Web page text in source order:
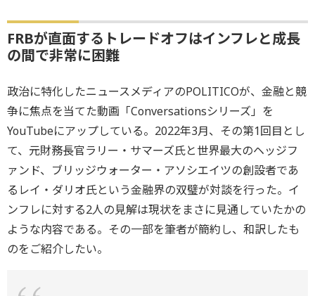
FRBが直面するトレードオフはインフレと成長
の間で非常に困難
政治に特化したニュースメディアのPOLITICOが、金融と競
争に焦点を当てた動画「Conversationsシリーズ」を
YouTubeにアップしている。2022年3月、その第1回目とし
て、元財務長官ラリー・サマーズ氏と世界最大のヘッジフ
ァンド、ブリッジウォーター・アソシエイツの創設者であ
るレイ・ダリオ氏という金融界の双璧が対談を行った。イ
ンフレに対する2人の見解は現状をまさに見通していたかの
ような内容である。その一部を筆者が簡約し、和訳したも
のをご紹介したい。